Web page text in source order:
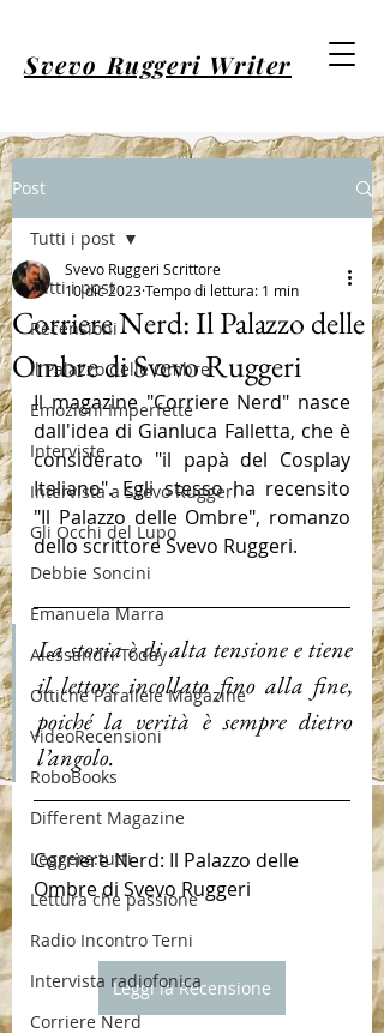
Svevo Ruggeri Writer
Post
Tutti i post
Recensioni
Il Palazzo delle Ombre
Emozioni Imperfette
Interviste
Intervista a Svevo Ruggeri
Gli Occhi del Lupo
Debbie Soncini
Emanuela Marra
Alessandri Today
Ottiche Parallele Magazine
VideoRecensioni
RoboBooks
Different Magazine
Leggere:tutti
Lettura che passione
Radio Incontro Terni
Intervista radiofonica
Corriere Nerd
Tutti i post
Corriere Nerd: Il Palazzo delle
Ombre di Svevo Ruggeri
Svevo Ruggeri Scrittore
10 dic 2023Tempo di lettura: 1 min
Il magazine "Corriere Nerd" nasce
dall'idea di Gianluca Falletta, che è
considerato "il papà del Cosplay
Italiano". Egli stesso ha recensito
"Il Palazzo delle Ombre", romanzo
dello scrittore Svevo Ruggeri.
La storia è di alta tensione e tiene
il lettore incollato fino alla fine,
poiché la verità è sempre dietro
l’angolo.
Corriere Nerd: Il Palazzo delle
Ombre di Svevo Ruggeri
Leggi la Recensione